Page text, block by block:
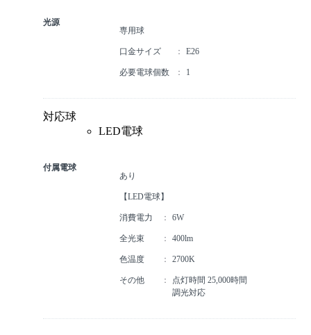
光源
専用球
口金サイズ E26
必要電球個数 1
対応球
LED電球
付属電球
あり
【LED電球】
消費電力 6W
全光束 400lm
色温度 2700K
その他
点灯時間 25,000時間
調光対応